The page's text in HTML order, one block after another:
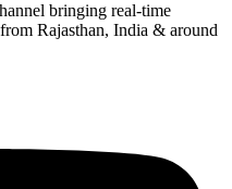
bringing real-time
Rajasthan, India & around